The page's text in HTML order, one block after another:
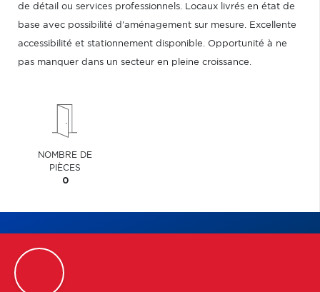
de détail ou services professionnels. Locaux livrés en état de
base avec possibilité d'aménagement sur mesure. Excellente
accessibilité et stationnement disponible. Opportunité à ne
pas manquer dans un secteur en pleine croissance.
NOMBRE DE
PIÈCES
0